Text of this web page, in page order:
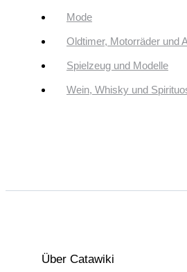
Mode
Oldtimer, Motorräder und
Spielzeug und Modelle
Wein, Whisky und
Über Catawiki